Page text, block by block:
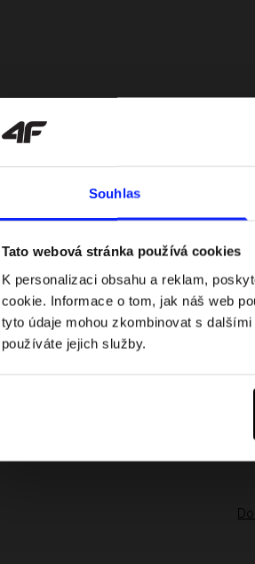
Souhlas
Tato webová stránka používá cookies
K personalizaci obsahu a reklam,
cookie. Informace o tom, jak náš web
tyto údaje mohou zkombinovat s
používáte jejich služby.
Formule 1 v kraťasech: